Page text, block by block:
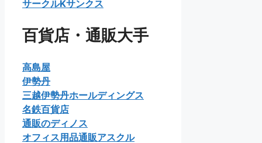
サークルKサンクス
百貨店・通販大手
高島屋
伊勢丹
三越伊勢丹ホールディングス
名鉄百貨店
通販のディノス
オフィス用品通販アスクル